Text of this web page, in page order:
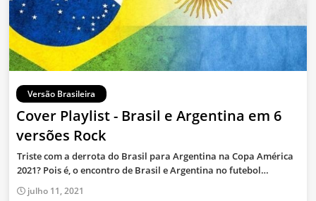
Versão Brasileira
Cover Playlist - Brasil e Argentina em 6
versões Rock
Triste com a derrota do Brasil para Argentina na Copa América
2021? Pois é, o encontro de Brasil e Argentina no futebol…
julho 11, 2021